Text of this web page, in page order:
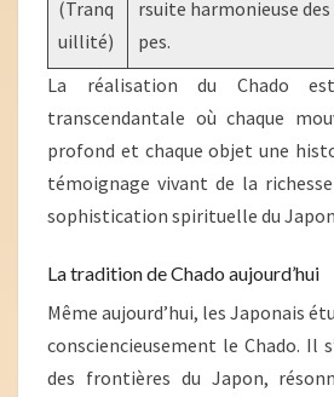
(Tranq
uillité)
rsuite harmonieuse
pes.
La réalisation du Chado
transcendantale où chaque
profond et chaque objet une
témoignage vivant de la
sophistication spirituelle du
La tradition de Chado aujourd’hui
Même aujourd’hui, les Japonais
consciencieusement le Chado. Il
des frontières du Japon,